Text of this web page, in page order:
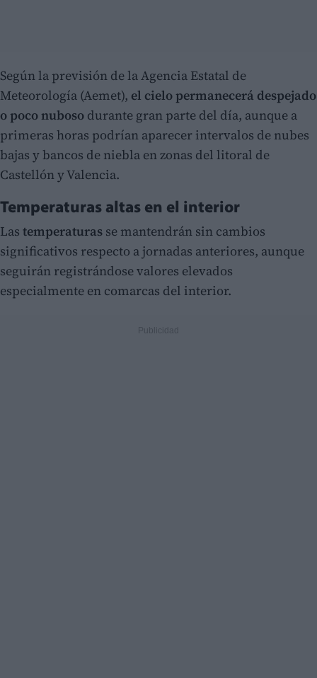
Según la previsión de la Agencia Estatal de
Meteorología (Aemet), el cielo permanecerá despejado
o poco nuboso durante gran parte del día, aunque a
primeras horas podrían aparecer intervalos de nubes
bajas y bancos de niebla en zonas del litoral de
Castellón y Valencia.
Temperaturas altas en el interior
Las temperaturas se mantendrán sin cambios
significativos respecto a jornadas anteriores, aunque
seguirán registrándose valores elevados
especialmente en comarcas del interior.